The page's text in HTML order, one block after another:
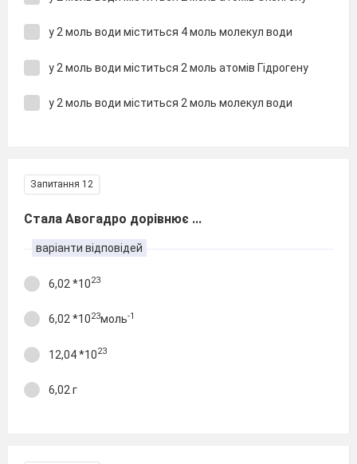
у 2 моль води міститься 4 моль молекул води
у 2 моль води міститься 2 моль атомів Гідрогену
у 2 моль води міститься 2 моль молекул води
Запитання 12
Стала Авогадро дорівнює ...
варіанти відповідей
6,02 *1023
6,02 *1023моль-1
12,04 *1023
6,02 г